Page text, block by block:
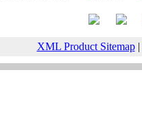
XML Product Sitemap|